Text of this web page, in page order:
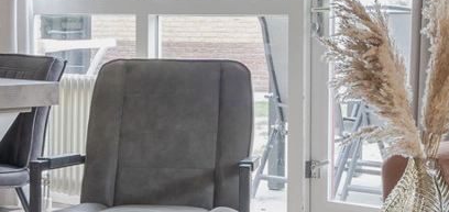
Persoonlijk contact
alle voordelen